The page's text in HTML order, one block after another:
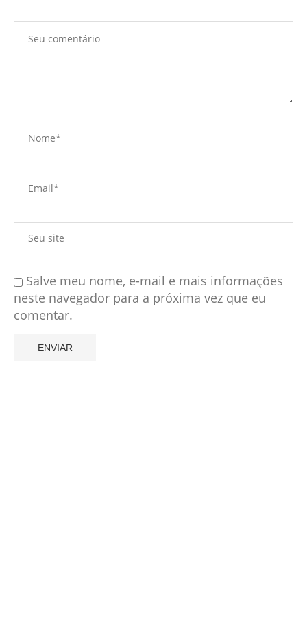
Salve meu nome, e-mail e mais informações
neste navegador para a próxima vez que eu
comentar.